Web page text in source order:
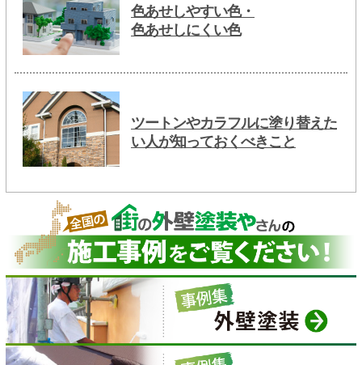
色あせしやすい色・
色あせしにくい色
ツートンやカラフルに塗り替えた
い人が知っておくべきこと